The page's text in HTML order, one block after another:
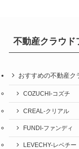
不動産クラウド
おすすめの不動産ク
COZUCHI-コズチ
CREAL-クリアル
FUNDI-ファンディ
LEVECHY-レベチー